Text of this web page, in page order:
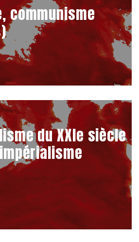
communisme
du XXIe siècle